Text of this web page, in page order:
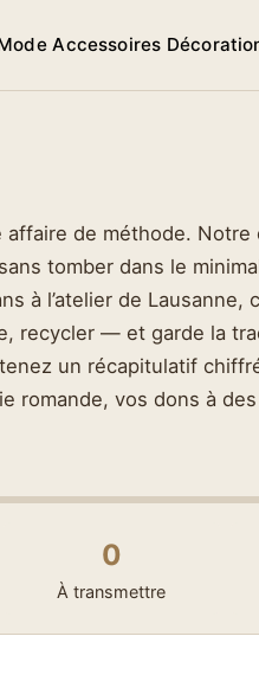
Accessoires
de méthode.
tomber dans le
à l’atelier de
— et garde la
un récapitulatif
romande, vos dons à
0
À transmettre